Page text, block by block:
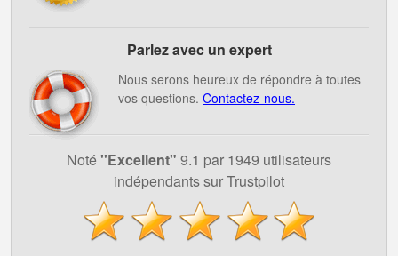
Parlez avec un expert
Nous serons heureux de répondre à toutes
vos questions. Contactez-nous.
Noté ''Excellent" 9.1 par 1949 utilisateurs
indépendants sur Trustpilot